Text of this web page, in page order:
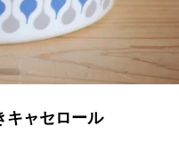
ャセロール